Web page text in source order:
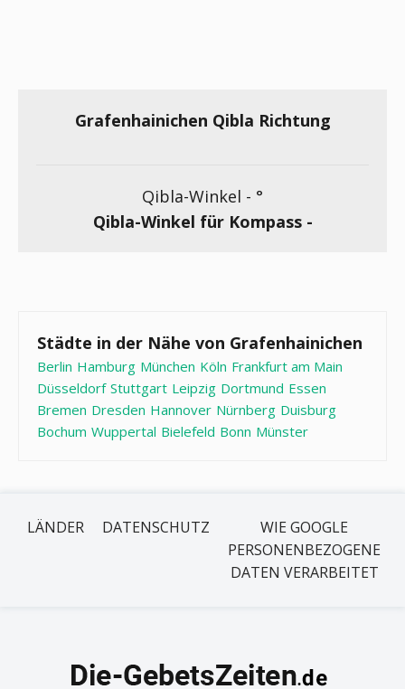
Grafenhainichen Qibla Richtung
Qibla-Winkel - °
Qibla-Winkel für Kompass -
Städte in der Nähe von Grafenhainichen
Berlin Hamburg München Köln Frankfurt am Main
Düsseldorf Stuttgart Leipzig Dortmund Essen
Bremen Dresden Hannover Nürnberg Duisburg
Bochum Wuppertal Bielefeld Bonn Münster
LÄNDER DATENSCHUTZ
WIE GOOGLE
PERSONENBEZOGENE
DATEN VERARBEITET